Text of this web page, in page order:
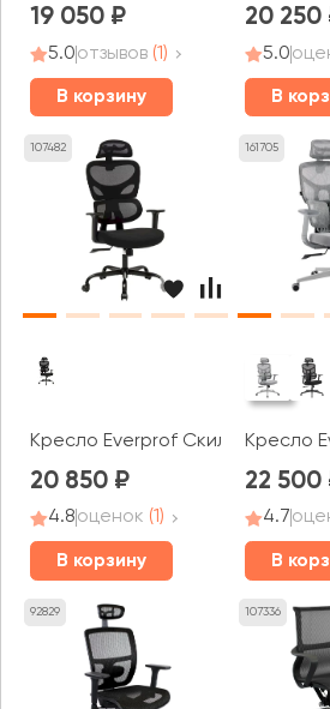
19 050
5.0отзывов (1)
В корзину
20 250
5.0
В
107482
Кресло Everprof Скилл / Skill
20 850
4.8оценок (1)
В корзину
161705
Кресло
22 500
4.7
В
92829 107336